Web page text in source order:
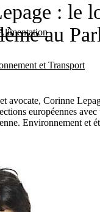
et Transport
: le
au
avocate, Corinne
européennes
Environnement et